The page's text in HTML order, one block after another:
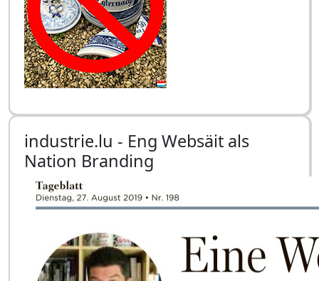
industrie.lu - Eng Websäit als
Nation Branding